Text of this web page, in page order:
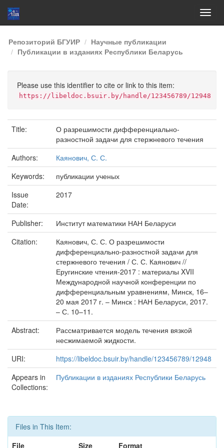
Skip
navigation
Репозиторий БГУИР
Научные публикации
Публикации в изданиях Республики Беларусь
Please use this identifier to cite or link to this item:
https://libeldoc.bsuir.by/handle/123456789/12948
Title:
О разрешимости дифференциально-
разностной задачи для стержневого течения
Authors:
Каянович, С. С.
Keywords:
публикации ученых
Issue
Date:
2017
Publisher:
Институт математики НАН Беларуси
Citation:
Каянович, С. С. О разрешимости
дифференциально-разностной задачи для
стержневого течения / С. С. Каянович //
Еругинские чтения-2017 : материалы XVII
Международной научной конференции по
дифференциальным уравнениям, Минск, 16–
20 мая 2017 г. – Минск : НАН Беларуси, 2017.
– С. 10–11.
Abstract:
Рассматривается модель течения вязкой
несжимаемой жидкости.
URI:
https://libeldoc.bsuir.by/handle/123456789/12948
Appears in
Collections:
Публикации в изданиях Республики Беларусь
Files in This Item:
File
Size Format